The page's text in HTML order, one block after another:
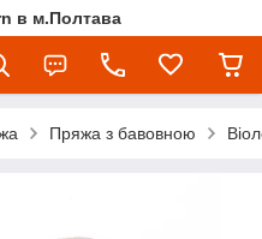
в м.Полтава
Пряжа з бавовною